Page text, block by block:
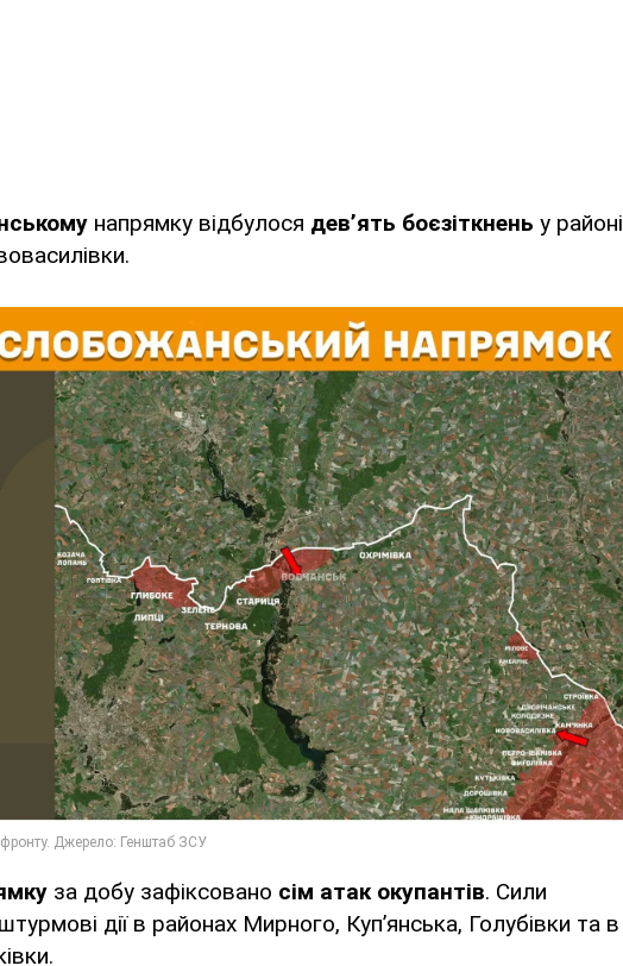
напрямку відбулося дев’ять боєзіткнень у районі
за добу зафіксовано сім атак окупантів. Сили
дії в районах Мирного, Куп’янська, Голубівки та в